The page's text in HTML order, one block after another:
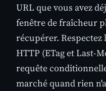
URL que vous avez
fenêtre de fraîcheur
récupérer. Respectez
HTTP (ETag et Last-
requête
marché quand rien